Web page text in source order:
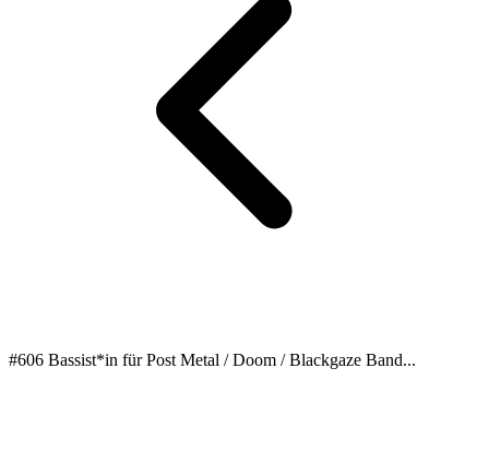
#606 Bassist*in für Post Metal / Doom / Blackgaze Band...